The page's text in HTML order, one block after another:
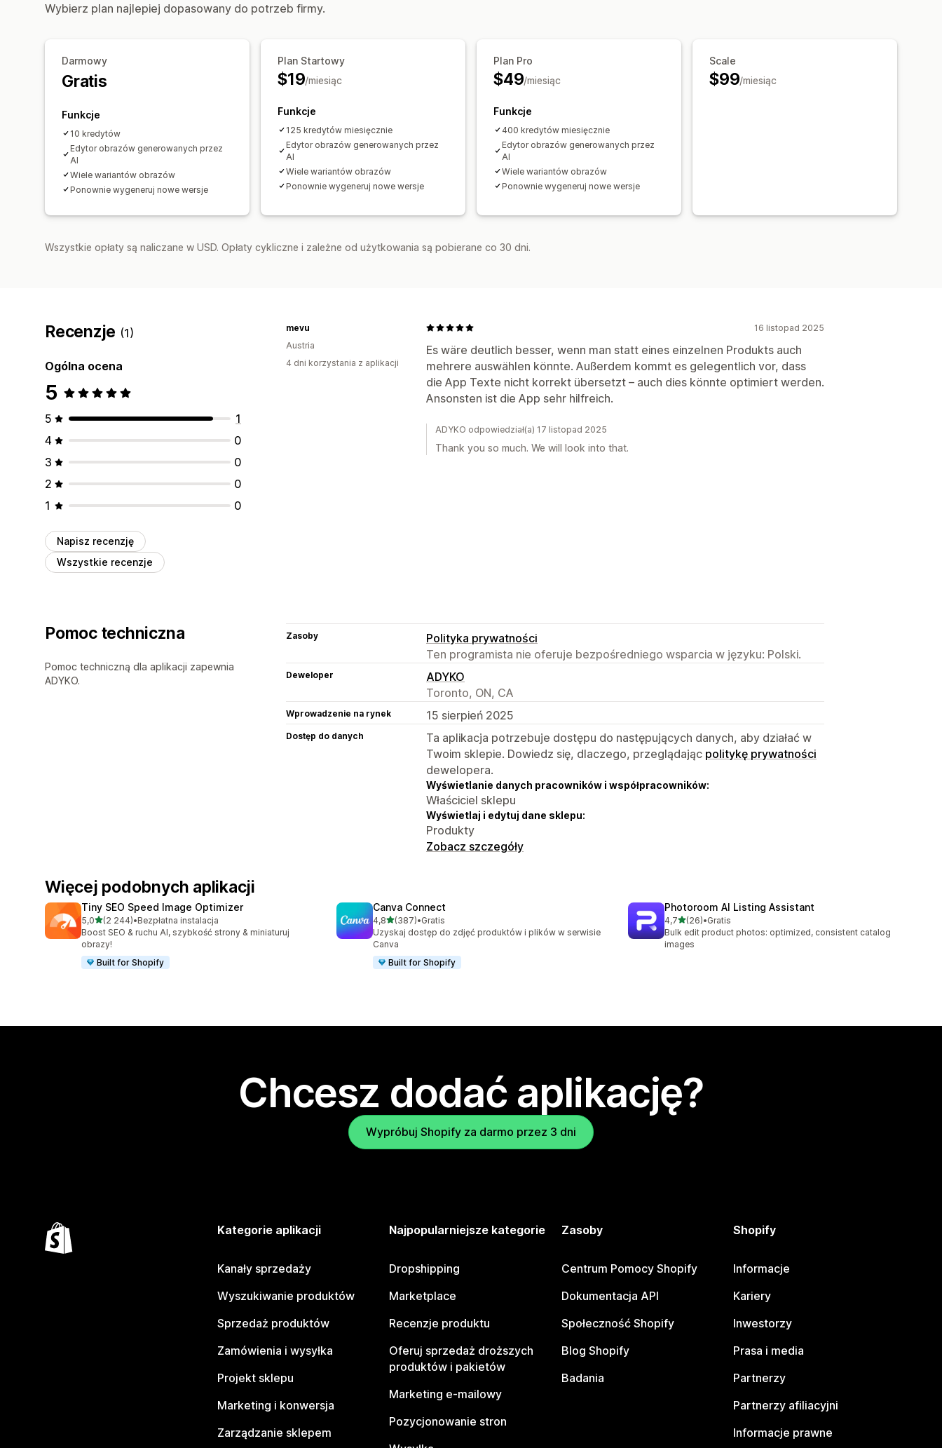
Wybierz plan najlepiej dopasowany do potrzeb firmy.
Darmowy
Gratis
Funkcje
10 kredytów
Edytor obrazów generowanych przez
AI
Wiele wariantów obrazów
Ponownie wygeneruj nowe wersje
Plan Startowy
$19/miesiąc
Funkcje
125 kredytów miesięcznie
Edytor obrazów generowanych przez
AI
Wiele wariantów obrazów
Ponownie wygeneruj nowe wersje
Plan Pro
$49/miesiąc
Funkcje
400 kredytów miesięcznie
Edytor obrazów generowanych przez
AI
Wiele wariantów obrazów
Ponownie wygeneruj nowe wersje
Scale
$99/miesiąc
Wszystkie opłaty są naliczane w USD. Opłaty cykliczne i zależne od użytkowania są pobierane co 30 dni.
Recenzje (1)
Ogólna ocena
5
5
1
4
0
3
0
2
0
1
0
Napisz recenzję
Wszystkie recenzje
16 listopad 2025
Es wäre deutlich besser, wenn man statt eines einzelnen Produkts auch
mehrere auswählen könnte. Außerdem kommt es gelegentlich vor, dass
die App Texte nicht korrekt übersetzt – auch dies könnte optimiert werden.
Ansonsten ist die App sehr hilfreich.
mevu
Austria
4 dni korzystania z aplikacji
ADYKO odpowiedział(a) 17 listopad 2025
Thank you so much. We will look into that.
Pomoc techniczna
Pomoc techniczną dla aplikacji zapewnia
ADYKO.
Zasoby
Polityka prywatności
Ten programista nie oferuje bezpośredniego wsparcia w języku: Polski.
Deweloper
ADYKO
Toronto, ON, CA
Wprowadzenie na rynek 15 sierpień 2025
Dostęp do danych
Ta aplikacja potrzebuje dostępu do następujących danych, aby działać w
Twoim sklepie. Dowiedz się, dlaczego, przeglądając politykę prywatności
dewelopera.
Wyświetlanie danych pracowników i współpracowników:
Właściciel sklepu
Wyświetlaj i edytuj dane sklepu:
Produkty
Zobacz szczegóły
Więcej podobnych aplikacji
Tiny SEO Speed Image Optimizer
5,0na 5 gwiazdek
(2 244)
Łączna liczba recenzji: 2244
•Bezpłatna instalacja
Boost SEO & ruchu AI, szybkość strony & miniaturuj
obrazy!
Built for Shopify
Canva Connect
4,8na 5 gwiazdek
(387)
Łączna liczba recenzji: 387
•Gratis
Uzyskaj dostęp do zdjęć produktów i plików w serwisie
Canva
Built for Shopify
Photoroom AI Listing Assistant
4,7na 5 gwiazdek
(26)
Łączna liczba recenzji: 26
•Gratis
Bulk edit product photos: optimized, consistent catalog
images
Chcesz dodać aplikację?
Wypróbuj Shopify za darmo przez 3 dni
Kategorie aplikacji
Kanały sprzedaży
Wyszukiwanie produktów
Sprzedaż produktów
Zamówienia i wysyłka
Projekt sklepu
Marketing i konwersja
Zarządzanie sklepem
Najpopularniejsze kategorie
Dropshipping
Marketplace
Recenzje produktu
Oferuj sprzedaż droższych
produktów i pakietów
Marketing e-mailowy
Pozycjonowanie stron
Zasoby
Centrum Pomocy Shopify
Dokumentacja API
Społeczność Shopify
Blog Shopify
Badania
Shopify
Informacje
Kariery
Inwestorzy
Prasa i media
Partnerzy
Partnerzy afiliacyjni
Informacje prawne